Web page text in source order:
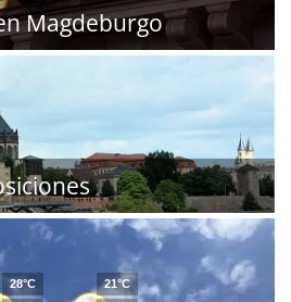
Magdeburgo
28°C
21°C